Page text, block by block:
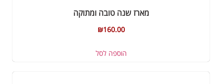
מארז שנה טובה ומתוקה
₪160.00
הוספה לסל